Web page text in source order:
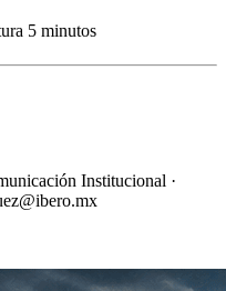
5 minutos
Institucional ·